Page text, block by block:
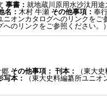
事書： 就地蔵川原用水沙汰用途
名： 木村 牛瀬 その他事項： 奉
ニオンカタログへのリンクをご
のリンクをご参照ください。）
郷 その他事項： 刊本：
（東大
写本：
（東大史料編纂所ユニオ